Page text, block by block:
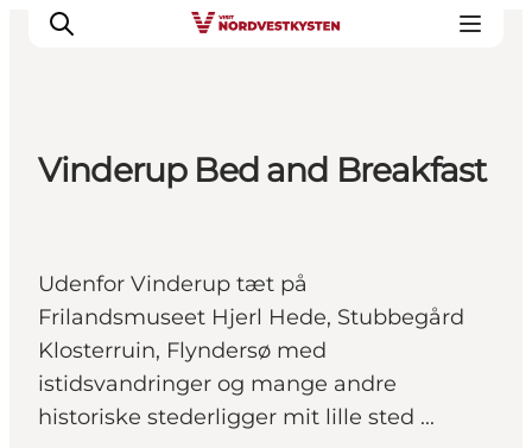
Handicapvenlig ferie
Events
Overnatning
Planlæg din ferie
Vinderup Bed and Breakfast
Udenfor Vinderup tæt på
Frilandsmuseet Hjerl Hede, Stubbegård
Klosterruin, Flyndersø med
istidsvandringer og mange andre
historiske stederligger mit lille sted ...